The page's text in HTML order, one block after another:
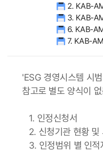
2. KAB-
3. KAB-
6. KAB-
7. KAB-
'ESG 경영시스템 시
참고로 별도 양식이
1. 인정신청서
2. 신청기관 현황 및
3. 인정범위 별 인적